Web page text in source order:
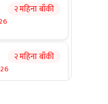
२ महिना बाँकी
२ महिना बाँकी